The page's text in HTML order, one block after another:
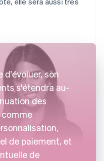
d'évoluer, son
s'étendra au-
des
comme
de paiement, et
de